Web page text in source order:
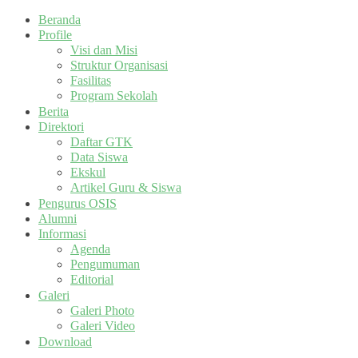
Beranda
Profile
Visi dan Misi
Struktur Organisasi
Fasilitas
Program Sekolah
Berita
Direktori
Daftar GTK
Data Siswa
Ekskul
Artikel Guru & Siswa
Pengurus OSIS
Alumni
Informasi
Agenda
Pengumuman
Editorial
Galeri
Galeri Photo
Galeri Video
Download